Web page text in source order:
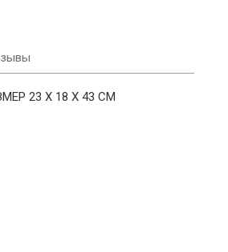
23 Х 18 Х 43 СМ